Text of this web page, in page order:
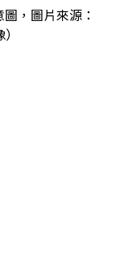
，圖片來源：